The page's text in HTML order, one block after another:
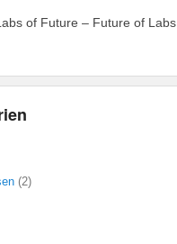
of Future – Future of Labs
(2)